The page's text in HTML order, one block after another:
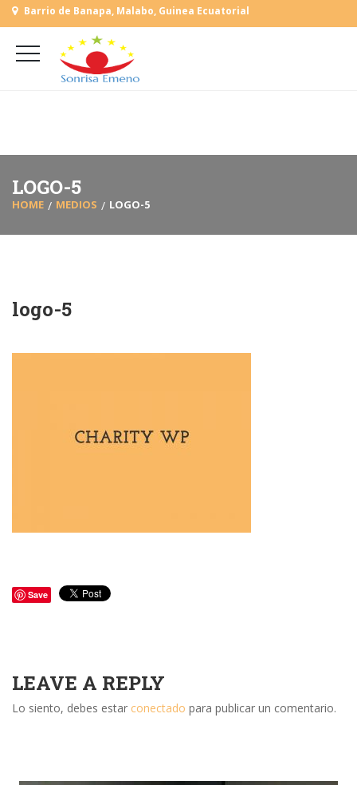
Barrio de Banapa, Malabo, Guinea Ecuatorial
(+240) 555 818930
L-V: 9:00-15:00 Sab, Dom: Cerrado
LOGO-5
HOME MEDIOS LOGO-5
logo-5
Save
LEAVE A REPLY
Lo siento, debes estar conectado para publicar un comentario.